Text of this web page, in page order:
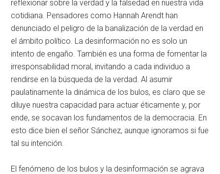
reflexionar sobre la verdad y la falsedad en nuestra vida
cotidiana. Pensadores como Hannah Arendt han
denunciado el peligro de la banalización de la verdad en
el ámbito político. La desinformación no es solo un
intento de engaño. También es una forma de fomentar la
irresponsabilidad moral, invitando a cada individuo a
rendirse en la búsqueda de la verdad. Al asumir
paulatinamente la dinámica de los bulos, es claro que se
diluye nuestra capacidad para actuar éticamente y, por
ende, se socavan los fundamentos de la democracia. En
esto dice bien el señor Sánchez, aunque ignoramos si fue
tal su intención.
El fenómeno de los bulos y la desinformación se agrava